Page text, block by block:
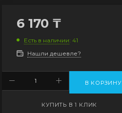
6 170 ₸
Есть в наличии: 41
Нашли дешевле?
В КОРЗИНУ
КУПИТЬ В 1 КЛИК